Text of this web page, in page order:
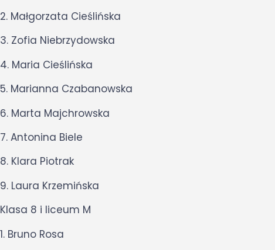
2. Małgorzata Cieślińska
3. Zofia Niebrzydowska
4. Maria Cieślińska
5. Marianna Czabanowska
6. Marta Majchrowska
7. Antonina Biele
8. Klara Piotrak
9. Laura Krzemińska
Klasa 8 i liceum M
1. Bruno Rosa